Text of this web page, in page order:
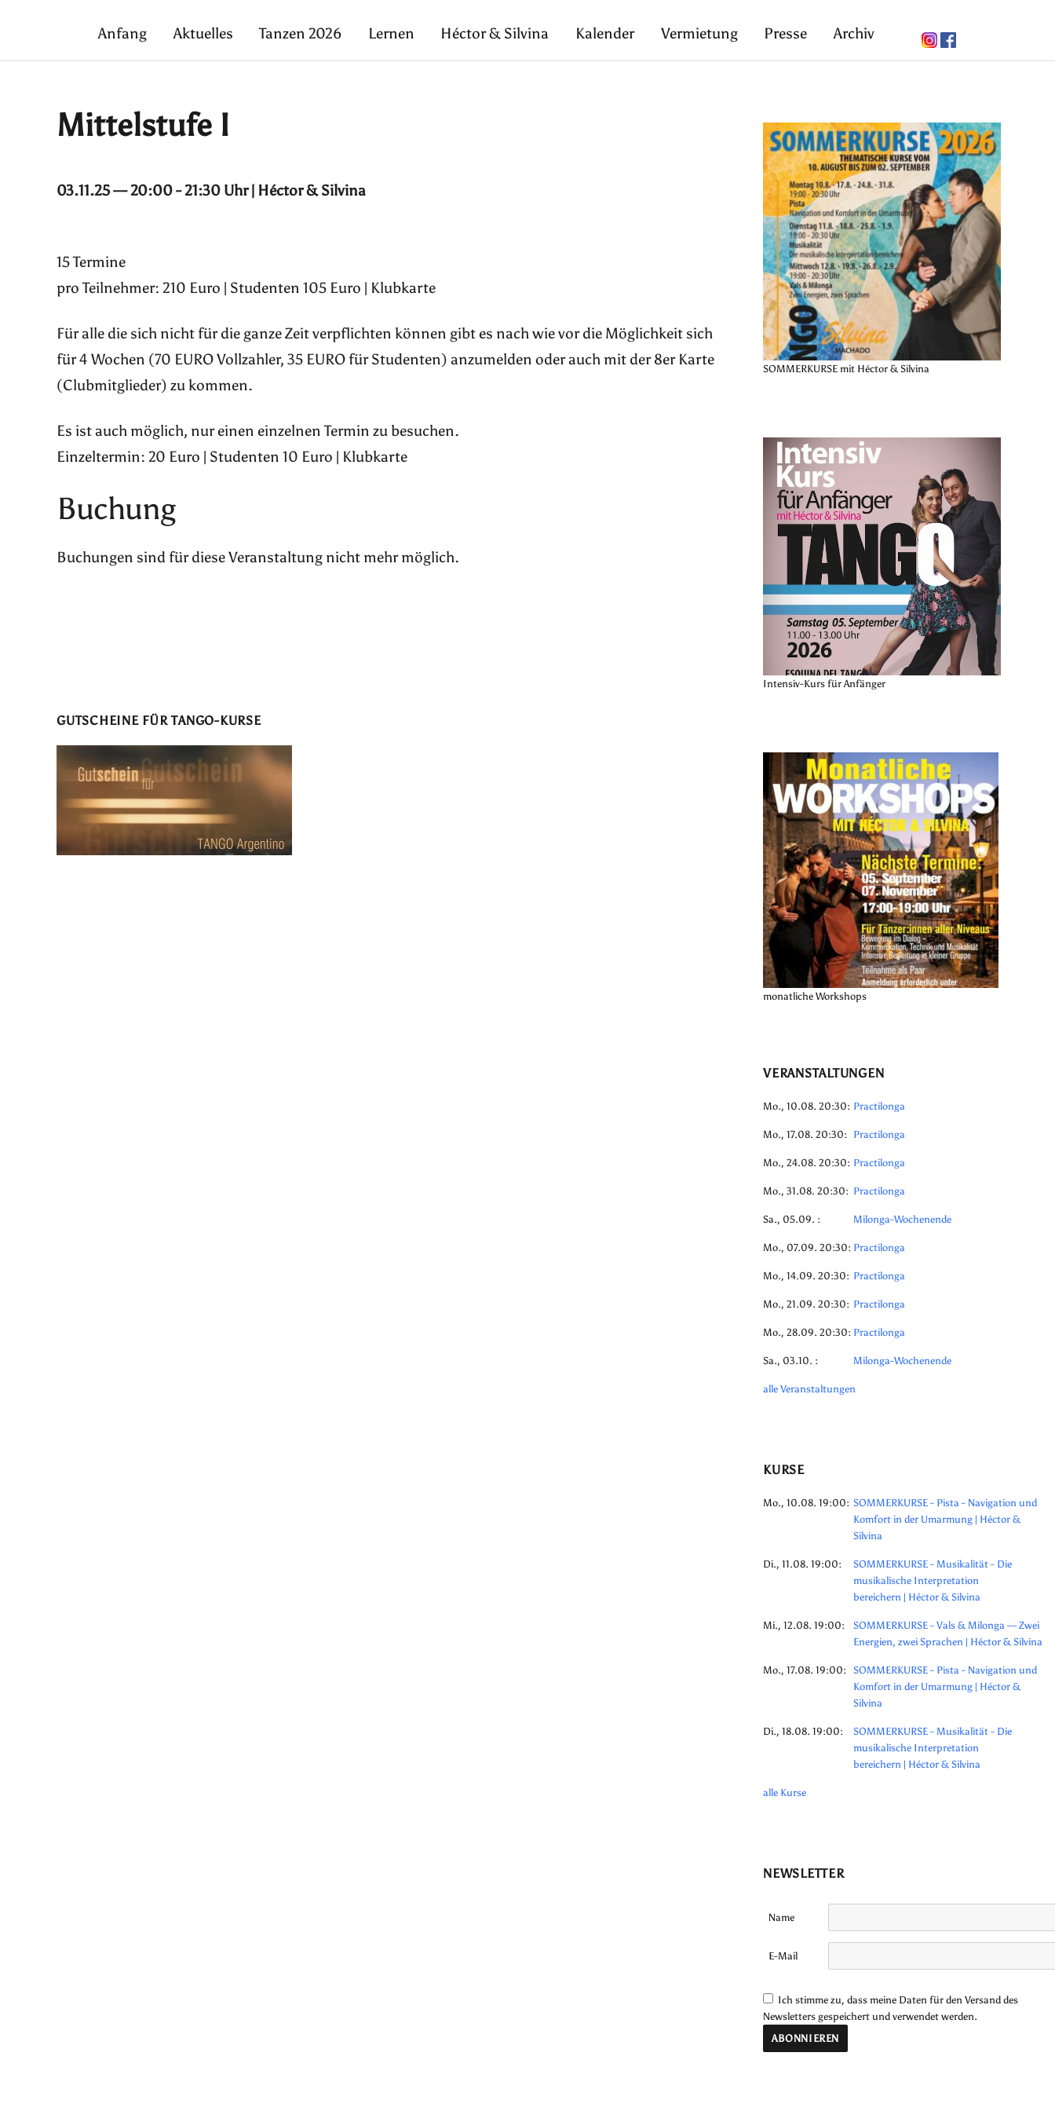
Anfang Aktuelles Tanzen 2026 Lernen Héctor & Silvina Kalender Vermietung Presse Archiv
Mittelstufe I
03.11.25 — 20:00 - 21:30 Uhr | Héctor & Silvina
15 Termine
pro Teilnehmer: 210 Euro | Studenten 105 Euro | Klubkarte
Für alle die sich nicht für die ganze Zeit verpflichten können gibt es nach wie vor die Möglichkeit sich
für 4 Wochen (70 EURO Vollzahler, 35 EURO für Studenten) anzumelden oder auch mit der 8er Karte
(Clubmitglieder) zu kommen.
Es ist auch möglich, nur einen einzelnen Termin zu besuchen.
Einzeltermin: 20 Euro | Studenten 10 Euro | Klubkarte
Buchung
Buchungen sind für diese Veranstaltung nicht mehr möglich.
GUTSCHEINE FÜR TANGO-KURSE
SOMMERKURSE mit Héctor & Silvina
Intensiv-Kurs für Anfänger
monatliche Workshops
VERANSTALTUNGEN
Mo., 10.08. 20:30: Practilonga
Mo., 17.08. 20:30: Practilonga
Mo., 24.08. 20:30: Practilonga
Mo., 31.08. 20:30: Practilonga
Sa., 05.09. : Milonga-Wochenende
Mo., 07.09. 20:30: Practilonga
Mo., 14.09. 20:30: Practilonga
Mo., 21.09. 20:30: Practilonga
Mo., 28.09. 20:30: Practilonga
Sa., 03.10. : Milonga-Wochenende
alle Veranstaltungen
KURSE
Mo., 10.08. 19:00: SOMMERKURSE - Pista - Navigation und
Komfort in der Umarmung | Héctor &
Silvina
Di., 11.08. 19:00:
SOMMERKURSE - Musikalität - Die
musikalische Interpretation
bereichern | Héctor & Silvina
Mi., 12.08. 19:00:
SOMMERKURSE - Vals & Milonga — Zwei
Energien, zwei Sprachen | Héctor & Silvina
Mo., 17.08. 19:00: SOMMERKURSE - Pista - Navigation und
Komfort in der Umarmung | Héctor &
Silvina
Di., 18.08. 19:00:
SOMMERKURSE - Musikalität - Die
musikalische Interpretation
bereichern | Héctor & Silvina
alle Kurse
NEWSLETTER
Name
E-Mail
Ich stimme zu, dass meine Daten für den Versand des
Newsletters gespeichert und verwendet werden.